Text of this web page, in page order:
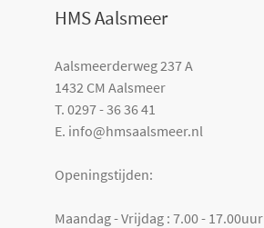
HMS Aalsmeer
Aalsmeerderweg 237 A
1432 CM Aalsmeer
T. 0297 - 36 36 41
E. info@hmsaalsmeer.nl
Openingstijden:
Maandag - Vrijdag : 7.00 - 17.00uur